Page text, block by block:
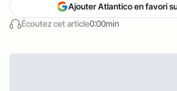
Écoutez cet article0:00min
Ajouter Atlantico en favori